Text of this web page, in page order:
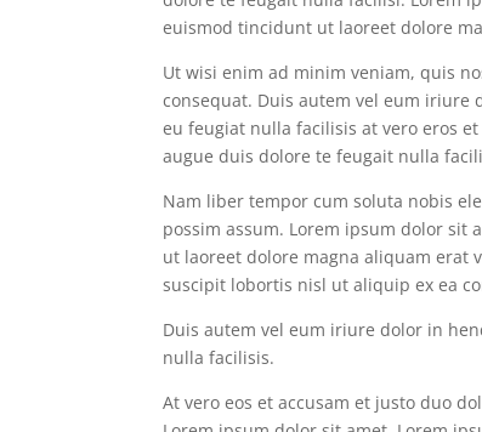
euismod tincidunt ut laoreet dolore
Ut wisi enim ad minim veniam, quis
consequat. Duis autem vel eum
eu feugiat nulla facilisis at vero eros
augue duis dolore te feugait nulla
Nam liber tempor cum soluta nobis
possim assum. Lorem ipsum dolor
ut laoreet dolore magna aliquam erat
suscipit lobortis nisl ut aliquip ex ea
Duis autem vel eum iriure dolor in
nulla facilisis.
At vero eos et accusam et justo duo